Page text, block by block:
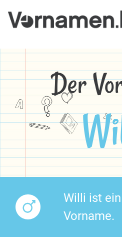
Der
Willi ist
Vorname.